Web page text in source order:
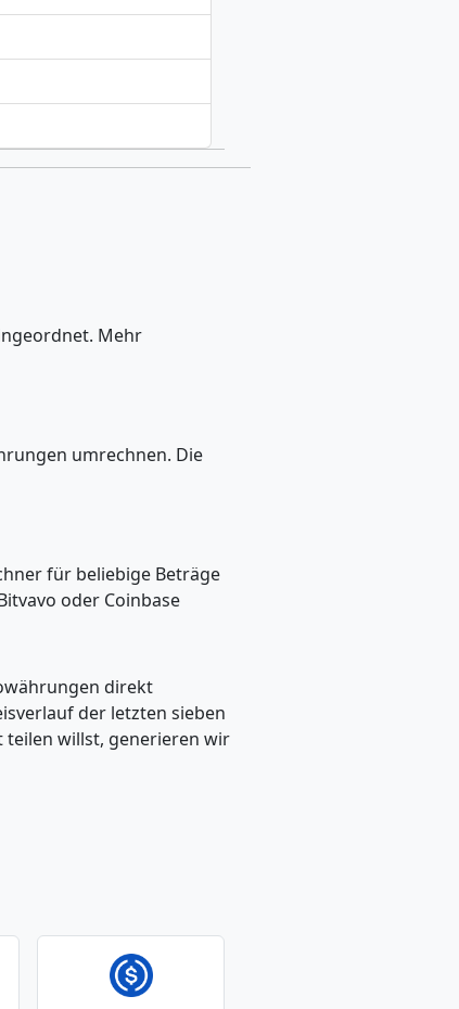
Mehr
umrechnen. Die
für beliebige Beträge
oder Coinbase
direkt
der letzten sieben
teilen willst, generieren wir